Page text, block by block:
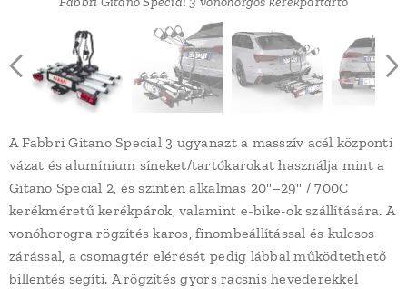
A Fabbri Gitano Special 3 ugyanazt a masszív acél központi
vázat és alumínium síneket/tartókarokat használja mint a
Gitano Special 2, és szintén alkalmas 20"–29" / 700C
kerékméretű kerékpárok, valamint e-bike-ok szállítására. A
vonóhorogra rögzítés karos, finombeállítással és kulcsos
zárással, a csomagtér elérését pedig lábbal működtethető
billentés segíti. A rögzítés gyors racsnis hevederekkel